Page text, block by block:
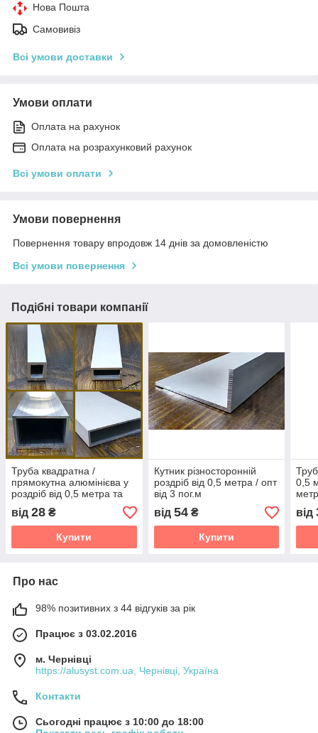
Нова Пошта
Самовивіз
Всі умови доставки
Умови оплати
Оплата на рахунок
Оплата на розрахунковий рахунок
Всі умови оплати
Умови повернення
Повернення товару впродовж 14 днів за домовленістю
Всі умови повернення
Подібні товари компанії
Труба квадратна /
прямокутна алюмінієва у
роздріб від 0,5 метра та
оптом від 3 метри
від 28 ₴
Купити
Кутник різносторонній
роздріб від 0,5 метра / опт
від 3 пог.м
від 54₴
Купити
0,5
від
Про нас
98% позитивних з 44 відгуків за рік
Працює з 03.02.2016
м. Чернівці
https://alusyst.com.ua, Чернівці, Україна
Контакти
Сьогодні працює з 10:00 до 18:00